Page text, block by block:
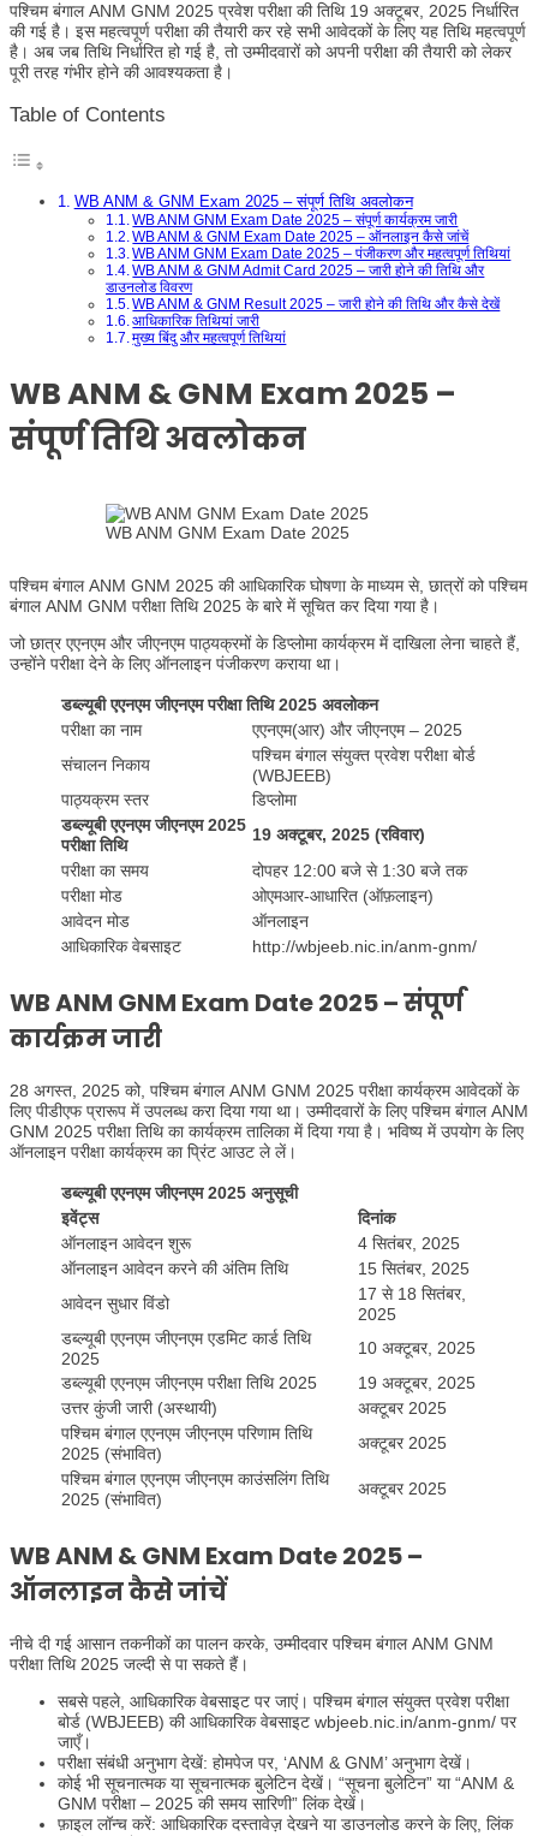
पश्चिम बंगाल ANM GNM 2025 प्रवेश परीक्षा की तिथि 19 अक्टूबर, 2025 निर्धारित
की गई है। इस महत्वपूर्ण परीक्षा की तैयारी कर रहे सभी आवेदकों के लिए यह तिथि महत्वपूर्ण
है। अब जब तिथि निर्धारित हो गई है, तो उम्मीदवारों को अपनी परीक्षा की तैयारी को लेकर
पूरी तरह गंभीर होने की आवश्यकता है।
Table of Contents
WB ANM & GNM Exam 2025 – संपूर्ण तिथि अवलोकन
WB ANM GNM Exam Date 2025 – संपूर्ण कार्यक्रम जारी
WB ANM & GNM Exam Date 2025 – ऑनलाइन कैसे जांचें
WB ANM GNM Exam Date 2025 – पंजीकरण और महत्वपूर्ण तिथियां
WB ANM & GNM Admit Card 2025 – जारी होने की तिथि और
डाउनलोड विवरण
WB ANM & GNM Result 2025 – जारी होने की तिथि और कैसे देखें
आधिकारिक तिथियां जारी
मुख्य बिंदु और महत्वपूर्ण तिथियां
WB ANM & GNM Exam 2025 –
संपूर्ण तिथि अवलोकन
WB ANM GNM Exam Date 2025
पश्चिम बंगाल ANM GNM 2025 की आधिकारिक घोषणा के माध्यम से, छात्रों को पश्चिम
बंगाल ANM GNM परीक्षा तिथि 2025 के बारे में सूचित कर दिया गया है।
जो छात्र एएनएम और जीएनएम पाठ्यक्रमों के डिप्लोमा कार्यक्रम में दाखिला लेना चाहते हैं,
उन्होंने परीक्षा देने के लिए ऑनलाइन पंजीकरण कराया था।
डब्ल्यूबी एएनएम जीएनएम परीक्षा तिथि 2025 अवलोकन
परीक्षा का नाम
एएनएम(आर) और जीएनएम – 2025
संचालन निकाय
पश्चिम बंगाल संयुक्त प्रवेश परीक्षा बोर्ड
(WBJEEB)
पाठ्यक्रम स्तर
डिप्लोमा
डब्ल्यूबी एएनएम जीएनएम 2025
परीक्षा तिथि
19 अक्टूबर, 2025 (रविवार)
परीक्षा का समय
दोपहर 12:00 बजे से 1:30 बजे तक
परीक्षा मोड
ओएमआर-आधारित (ऑफ़लाइन)
आवेदन मोड
ऑनलाइन
आधिकारिक वेबसाइट
http://wbjeeb.nic.in/anm-gnm/
WB ANM GNM Exam Date 2025 – संपूर्ण
कार्यक्रम जारी
28 अगस्त, 2025 को, पश्चिम बंगाल ANM GNM 2025 परीक्षा कार्यक्रम आवेदकों के
लिए पीडीएफ प्रारूप में उपलब्ध करा दिया गया था। उम्मीदवारों के लिए पश्चिम बंगाल ANM
GNM 2025 परीक्षा तिथि का कार्यक्रम तालिका में दिया गया है। भविष्य में उपयोग के लिए
ऑनलाइन परीक्षा कार्यक्रम का प्रिंट आउट ले लें।
डब्ल्यूबी एएनएम जीएनएम 2025 अनुसूची
इवेंट्स
दिनांक
ऑनलाइन आवेदन शुरू
4 सितंबर, 2025
ऑनलाइन आवेदन करने की अंतिम तिथि
15 सितंबर, 2025
आवेदन सुधार विंडो
17 से 18 सितंबर,
2025
डब्ल्यूबी एएनएम जीएनएम एडमिट कार्ड तिथि
2025
10 अक्टूबर, 2025
डब्ल्यूबी एएनएम जीएनएम परीक्षा तिथि 2025
19 अक्टूबर, 2025
उत्तर कुंजी जारी (अस्थायी)
अक्टूबर 2025
पश्चिम बंगाल एएनएम जीएनएम परिणाम तिथि
2025 (संभावित)
अक्टूबर 2025
पश्चिम बंगाल एएनएम जीएनएम काउंसलिंग तिथि
2025 (संभावित)
अक्टूबर 2025
WB ANM & GNM Exam Date 2025 –
ऑनलाइन कैसे जांचें
नीचे दी गई आसान तकनीकों का पालन करके, उम्मीदवार पश्चिम बंगाल ANM GNM
परीक्षा तिथि 2025 जल्दी से पा सकते हैं।
सबसे पहले, आधिकारिक वेबसाइट पर जाएं। पश्चिम बंगाल संयुक्त प्रवेश परीक्षा
बोर्ड (WBJEEB) की आधिकारिक वेबसाइट wbjeeb.nic.in/anm-gnm/ पर
जाएँ।
परीक्षा संबंधी अनुभाग देखें: होमपेज पर, ‘ANM & GNM’ अनुभाग देखें।
कोई भी सूचनात्मक या सूचनात्मक बुलेटिन देखें। “सूचना बुलेटिन” या “ANM &
GNM परीक्षा – 2025 की समय सारिणी” लिंक देखें।
फ़ाइल लॉन्च करें: आधिकारिक दस्तावेज़ देखने या डाउनलोड करने के लिए, लिंक